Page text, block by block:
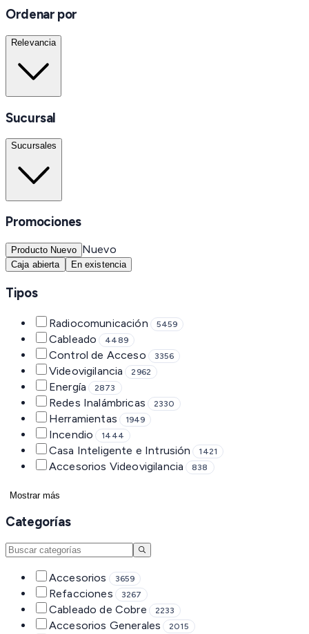
Ordenar por
Relevancia
Sucursal
Sucursales
Promociones
Producto Nuevo Nuevo
Caja abierta En existencia
Tipos
Radiocomunicación 5459
Cableado 4489
Control de Acceso 3356
Videovigilancia 2962
Energía 2873
Redes Inalámbricas 2330
Herramientas 1949
Incendio 1444
Casa Inteligente e Intrusión 1421
Accesorios Videovigilancia 838
Mostrar más
Categorías
Accesorios 3659
Refacciones 3267
Cableado de Cobre 2233
Accesorios Generales 2015